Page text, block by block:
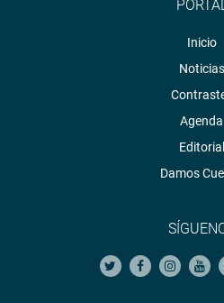
Inicio
Noticias
Agenda
Editorial
Damos